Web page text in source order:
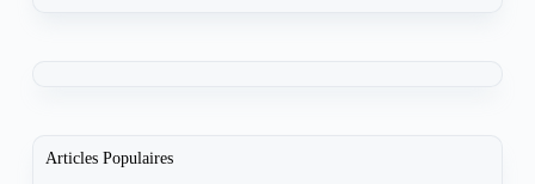
Articles Populaires